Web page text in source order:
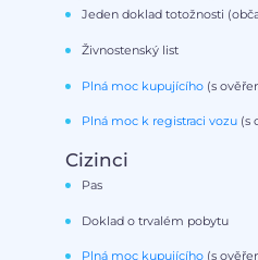
Jeden doklad totožnosti
Živnostenský list
Plná moc kupujícího(s
Plná moc k registraci vozu(s
Cizinci
Pas
Doklad o trvalém pobytu
Plná moc kupujícího(s